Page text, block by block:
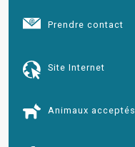
Prendre contact
Site Internet
Animaux acceptés